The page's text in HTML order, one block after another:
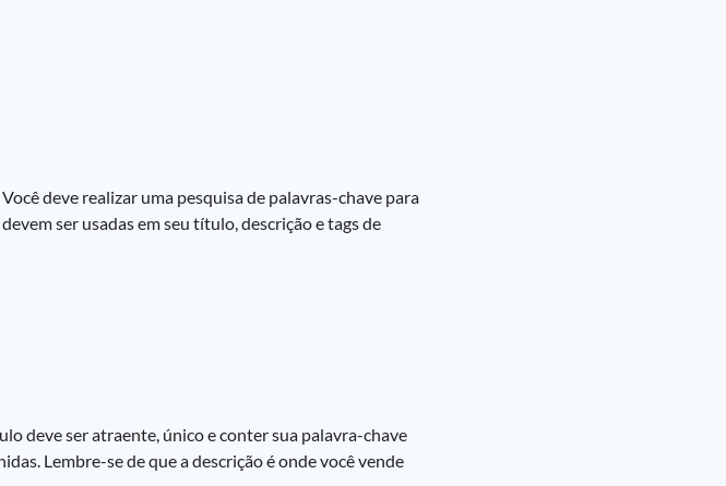
deve realizar uma pesquisa de palavras-chave para
ser usadas em seu título, descrição e tags de
deve ser atraente, único e conter sua palavra-chave
Lembre-se de que a descrição é onde você vende